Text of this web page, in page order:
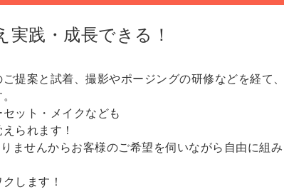
践・成長できる！
提案と試着、撮影やポージングの研修などを経て、
ット・メイクなども
られます！
ませんからお客様のご希望を伺いながら自由に組み
します！